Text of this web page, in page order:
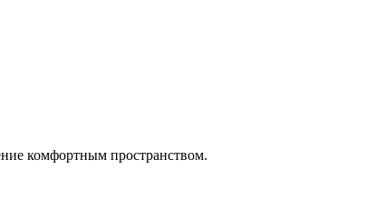
комфортным пространством.